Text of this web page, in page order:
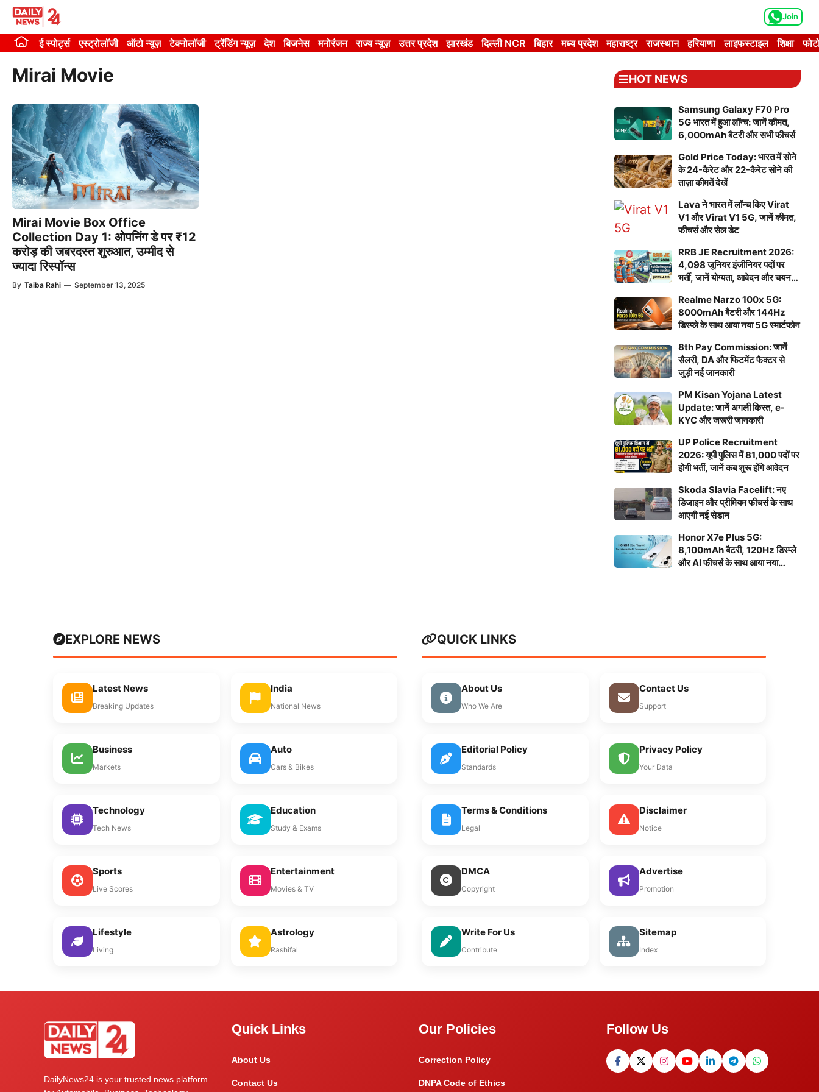
Skip
content
Join
ई स्पोर्ट्स एस्ट्रोलॉजी ऑटो न्यूज़ टेक्नोलॉजी ट्रेंडिंग न्यूज़ देश बिजनेस मनोरंजन राज्य न्यूज़ उत्तर प्रदेश झारखंड दिल्ली NCR बिहार मध्य प्रदेश महाराष्ट्र राजस्थान हरियाणा लाइफस्टाइल शिक्षा
Mirai Movie
Mirai Movie Box Office
Collection Day 1: ओपनिंग डे पर ₹12
करोड़ की जबरदस्त शुरुआत, उम्मीद से
ज्यादा रिस्पॉन्स
By Taiba Rahi — September 13, 2025
HOT NEWS
Samsung Galaxy F70 Pro
5G भारत में हुआ लॉन्च: जानें कीमत,
6,000mAh बैटरी और सभी फीचर्स
Gold Price Today: भारत में सोने
के 24-कैरेट और 22-कैरेट सोने की
ताज़ा कीमतें देखें
Lava ने भारत में लॉन्च किए Virat
V1 और Virat V1 5G, जानें कीमत,
फीचर्स और सेल डेट
RRB JE Recruitment 2026:
4,098 जूनियर इंजीनियर पदों पर
भर्ती, जानें योग्यता, आवेदन और चयन
Realme Narzo 100x 5G:
8000mAh बैटरी और 144Hz
डिस्प्ले के साथ आया नया 5G स्मार्टफोन
8th Pay Commission: जानें
सैलरी, DA और फिटमेंट फैक्टर से
जुड़ी नई जानकारी
PM Kisan Yojana Latest
Update: जानें अगली किस्त, e-
KYC और जरूरी जानकारी
UP Police Recruitment
2026: यूपी पुलिस में 81,000 पदों पर
होगी भर्ती, जानें कब शुरू होंगे आवेदन
Skoda Slavia Facelift: नए
डिजाइन और प्रीमियम फीचर्स के साथ
आएगी नई सेडान
Honor X7e Plus 5G:
8,100mAh बैटरी, 120Hz डिस्प्ले
और AI फीचर्स के साथ आया नया
EXPLORE NEWS
Latest News
Breaking Updates
India
National News
Business
Markets
Auto
Cars & Bikes
Technology
Tech News
Education
Study & Exams
Sports
Live Scores
Entertainment
Movies & TV
Lifestyle
Living
Astrology
Rashifal
QUICK LINKS
About Us
Who We Are
Contact Us
Support
Editorial Policy
Standards
Privacy Policy
Your Data
Terms & Conditions
Legal
Disclaimer
Notice
DMCA
Copyright
Advertise
Promotion
Write For Us
Contribute
Sitemap
Index
DailyNews24 is your trusted news platform
Quick Links
About Us
Contact Us
Our Policies
Correction Policy
DNPA Code of Ethics
Follow Us